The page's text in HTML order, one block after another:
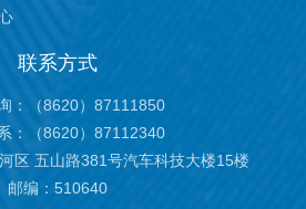
联系方式
：（8620）87111850
：（8620）87112340
区 五山路381号汽车科技大楼15楼
邮编：510640